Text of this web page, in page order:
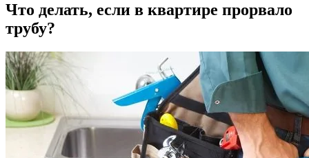
Что делать, если в квартире прорвало
трубу?